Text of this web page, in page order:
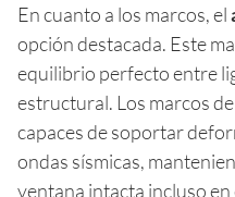
En cuanto a los marcos, el
opción destacada. Este
equilibrio perfecto entre
estructural. Los marcos
capaces de soportar
ondas sísmicas,
ventana intacta incluso